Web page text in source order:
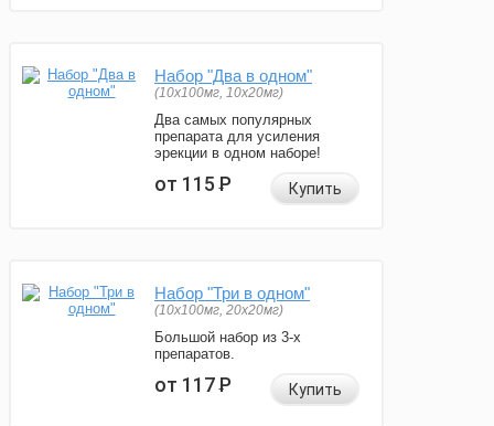
Набор "Два в одном"
(10x100мг, 10x20мг)
Два самых популярных
препарата для усиления
эрекции в одном наборе!
от 115Р Купить
Набор "Три в одном"
(10x100мг, 20x20мг)
Большой набор из 3-х
препаратов.
от 117Р Купить